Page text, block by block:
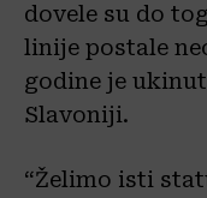
dovele su do
linije postale
godine je
Slavoniji.
“Želimo isti